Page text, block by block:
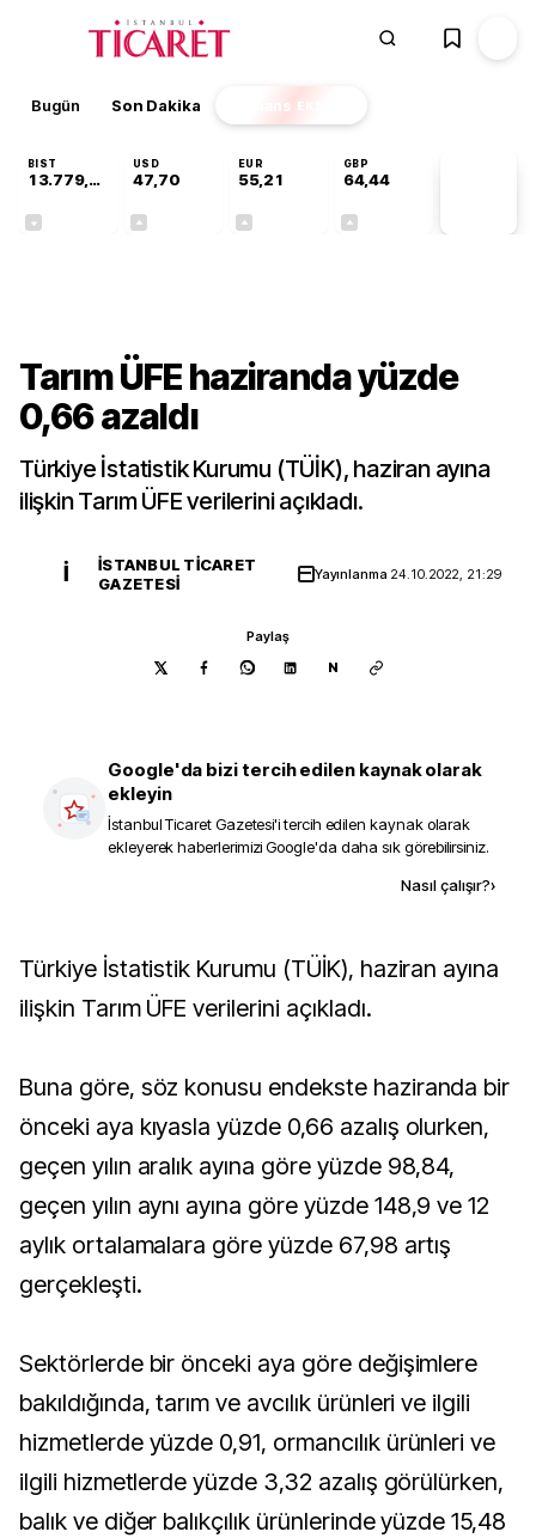
Bugün Son Dakika Finans EKSTRA
BIST
13.779,39
USD
47,70
EUR
55,21
GBP
64,44
Tarım ÜFE haziranda yüzde
0,66 azaldı
Türkiye İstatistik Kurumu (TÜİK), haziran ayına
ilişkin Tarım ÜFE verilerini açıkladı.
İ
İSTANBUL TICARET
GAZETESI
Yayınlanma 24.10.2022, 21:29
Paylaş
N
Google'da bizi tercih edilen kaynak olarak
ekleyin
İstanbul Ticaret Gazetesi'i tercih edilen kaynak olarak
ekleyerek haberlerimizi Google'da daha sık görebilirsiniz.
Nasıl çalışır?›
Türkiye İstatistik Kurumu (TÜİK), haziran ayına
ilişkin Tarım ÜFE verilerini açıkladı.
Buna göre, söz konusu endekste haziranda bir
önceki aya kıyasla yüzde 0,66 azalış olurken,
geçen yılın aralık ayına göre yüzde 98,84,
geçen yılın aynı ayına göre yüzde 148,9 ve 12
aylık ortalamalara göre yüzde 67,98 artış
gerçekleşti.
Sektörlerde bir önceki aya göre değişimlere
bakıldığında, tarım ve avcılık ürünleri ve ilgili
hizmetlerde yüzde 0,91, ormancılık ürünleri ve
ilgili hizmetlerde yüzde 3,32 azalış görülürken,
balık ve diğer balıkçılık ürünlerinde yüzde 15,48